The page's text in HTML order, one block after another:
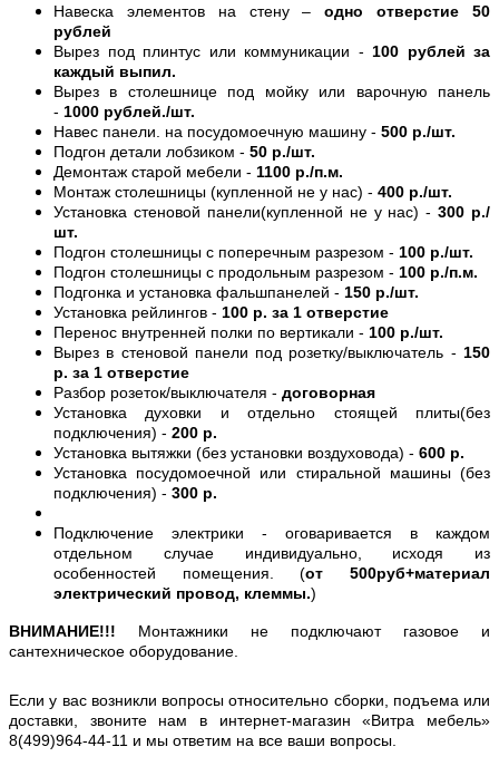
Навеска элементов на стену –одно отверстие 50
рублей
Вырез под плинтус или коммуникации - 100 рублей за
каждый выпил.
Вырез в столешнице под мойку или варочную панель
- 1000 рублей./шт.
Навес панели. на посудомоечную машину - 500 р./шт.
Подгон детали лобзиком - 50 р./шт.
Демонтаж старой мебели - 1100 р./п.м.
Монтаж столешницы (купленной не у нас) - 400 р./шт.
Установка стеновой панели(купленной не у нас) -300 р./
шт.
Подгон столешницы с поперечным разрезом - 100 р./шт.
Подгон столешницы с продольным разрезом - 100 р./п.м.
Подгонка и установка фальшпанелей - 150 р./шт.
Установка рейлингов - 100 р. за 1 отверстие
Перенос внутренней полки по вертикали - 100 р./шт.
Вырез в стеновой панели под розетку/выключатель - 150
р. за 1 отверстие
Разбор розеток/выключателя - договорная
Установка духовки и отдельно стоящей плиты(без
подключения) - 200 р.
Установка вытяжки (без установки воздуховода) - 600 р.
Установка посудомоечной или стиральной машины (без
подключения) - 300 р.
Подключение электрики - оговаривается в каждом
отдельном случае индивидуально, исходя из
особенностей помещения. (от 500руб+материал
электрический провод, клеммы.)
ВНИМАНИЕ!!! Монтажники не подключают газовое и
сантехническое оборудование.
Если у вас возникли вопросы относительно сборки, подъема или
доставки, звоните нам в интернет-магазин «Витра мебель»
8(499)964-44-11 и мы ответим на все ваши вопросы.